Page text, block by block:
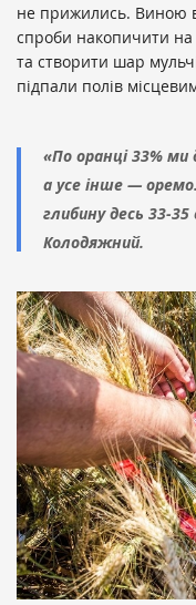
не прижились. Виною
спроби накопичити на
та створити шар
підпали полів
«По оранці 33% ми
а усе інше —
глибину десь 33-35
Колодяжний.